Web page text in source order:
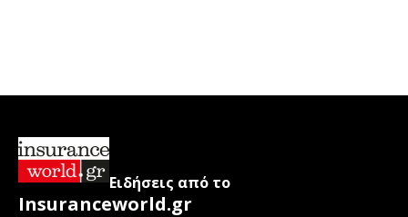
Ειδήσεις από το
Insuranceworld.gr